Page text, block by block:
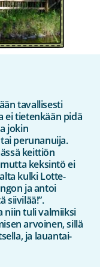
tavallisesti
ei tietenkään pidä
jokin
perunanuija.
keittiön
keksintö ei
kulki Lotte-
ja antoi
siivilää!”.
niin tuli valmiiksi
arvoinen, sillä
ja lauantai-